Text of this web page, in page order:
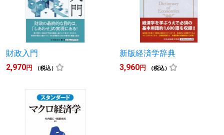
財政入門
2,970円 （税込）
新版経済学辞典
3,960円 （税込）